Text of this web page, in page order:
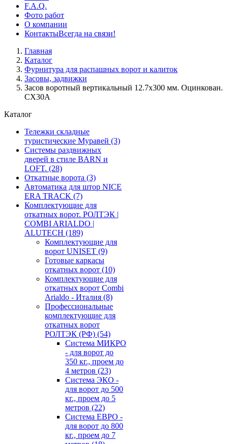
F.A.Q.
Фото работ
О компании
КонтактыВсегда на связи!
Главная
Каталог
Фурнитура для распашных ворот и калиток
Засовы, задвижки
Засов воротный вертикальный 12.7х300 мм. Оцинкован.
CX30A
Каталог
Тележки складные
туристические Муравей (3)
Системы раздвижных
дверей в стиле BARN и
LOFT. (28)
Откатные ворота (3)
Автоматика для штор NICE
ERA TRACK (7)
Комплектующие для
откатных ворот. РОЛТЭК |
COMBI ARIALDO |
ALUTECH (189)
Комплектующие для
ворот UNISET (9)
Готовые каркасы
откатных ворот (10)
Комплектующие для
откатных ворот Combi
Arialdo - Италия (8)
Профессиональные
комплектующие для
откатных ворот
РОЛТЭК (РФ) (54)
Система МИКРО
- для ворот до
350 кг., проем до
4 метров (23)
Система ЭКО -
для ворот до 500
кг., проем до 5
метров (22)
Система ЕВРО -
для ворот до 800
кг., проем до 7